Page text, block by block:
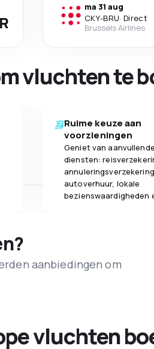
ma 31 aug
CKY-BRU· Direct
Brussels Airlines
vluchten te
Ruime keuze aan
voorzieningen
Geniet van aanvullende
diensten:
autoverhuur, lokale
bezienswaardigheden
aanbiedingen om
vluchten